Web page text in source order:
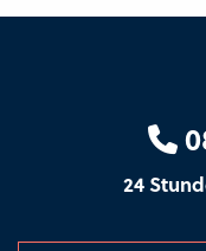
24